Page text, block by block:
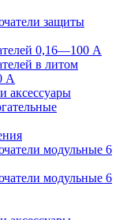
защиты
0,16—100 А
в литом
А
аксессуары
модульные 6
модульные 6